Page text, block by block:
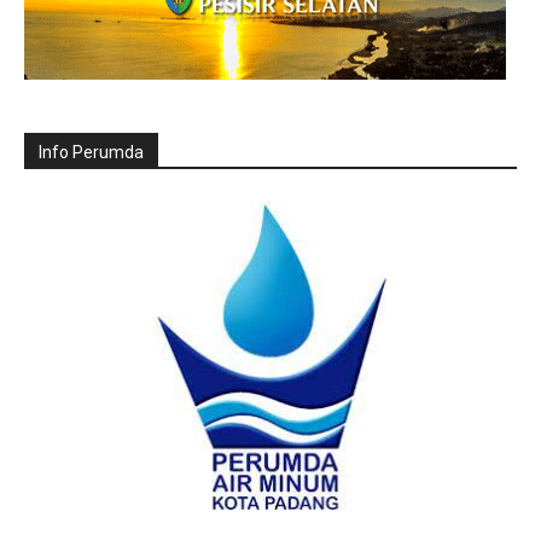
Info Perumda